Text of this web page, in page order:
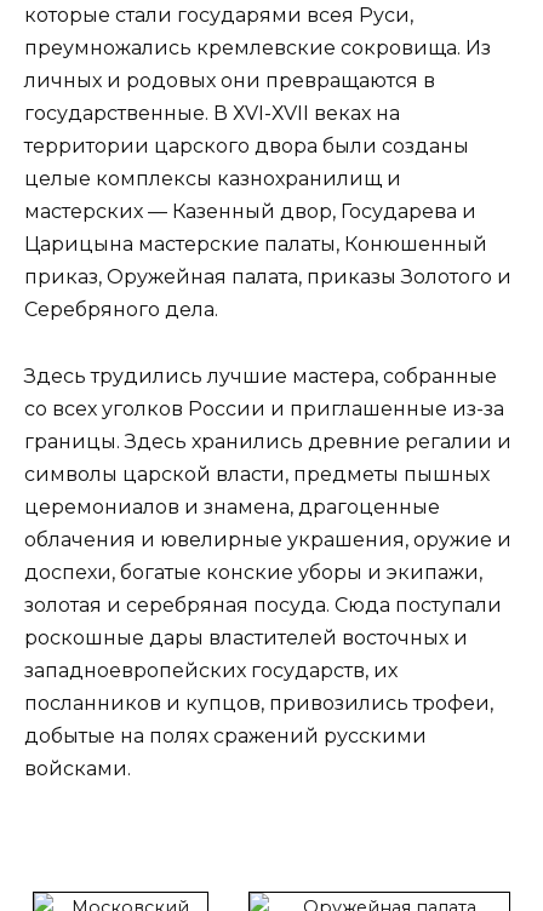
которые стали государями всея Руси,
преумножались кремлевские сокровища. Из
личных и родовых они превращаются в
государственные. В ХVI-ХVII веках на
территории царского двора были созданы
целые комплексы казнохранилищ и
мастерских — Казенный двор, Государева и
Царицына мастерские палаты, Конюшенный
приказ, Оружейная палата, приказы Золотого и
Серебряного дела.
Здесь трудились лучшие мастера, собранные
со всех уголков России и приглашенные из-за
границы. Здесь хранились древние регалии и
символы царской власти, предметы пышных
церемониалов и знамена, драгоценные
облачения и ювелирные украшения, оружие и
доспехи, богатые конские уборы и экипажи,
золотая и серебряная посуда. Сюда поступали
роскошные дары властителей восточных и
западноевропейских государств, их
посланников и купцов, привозились трофеи,
добытые на полях сражений русскими
войсками.